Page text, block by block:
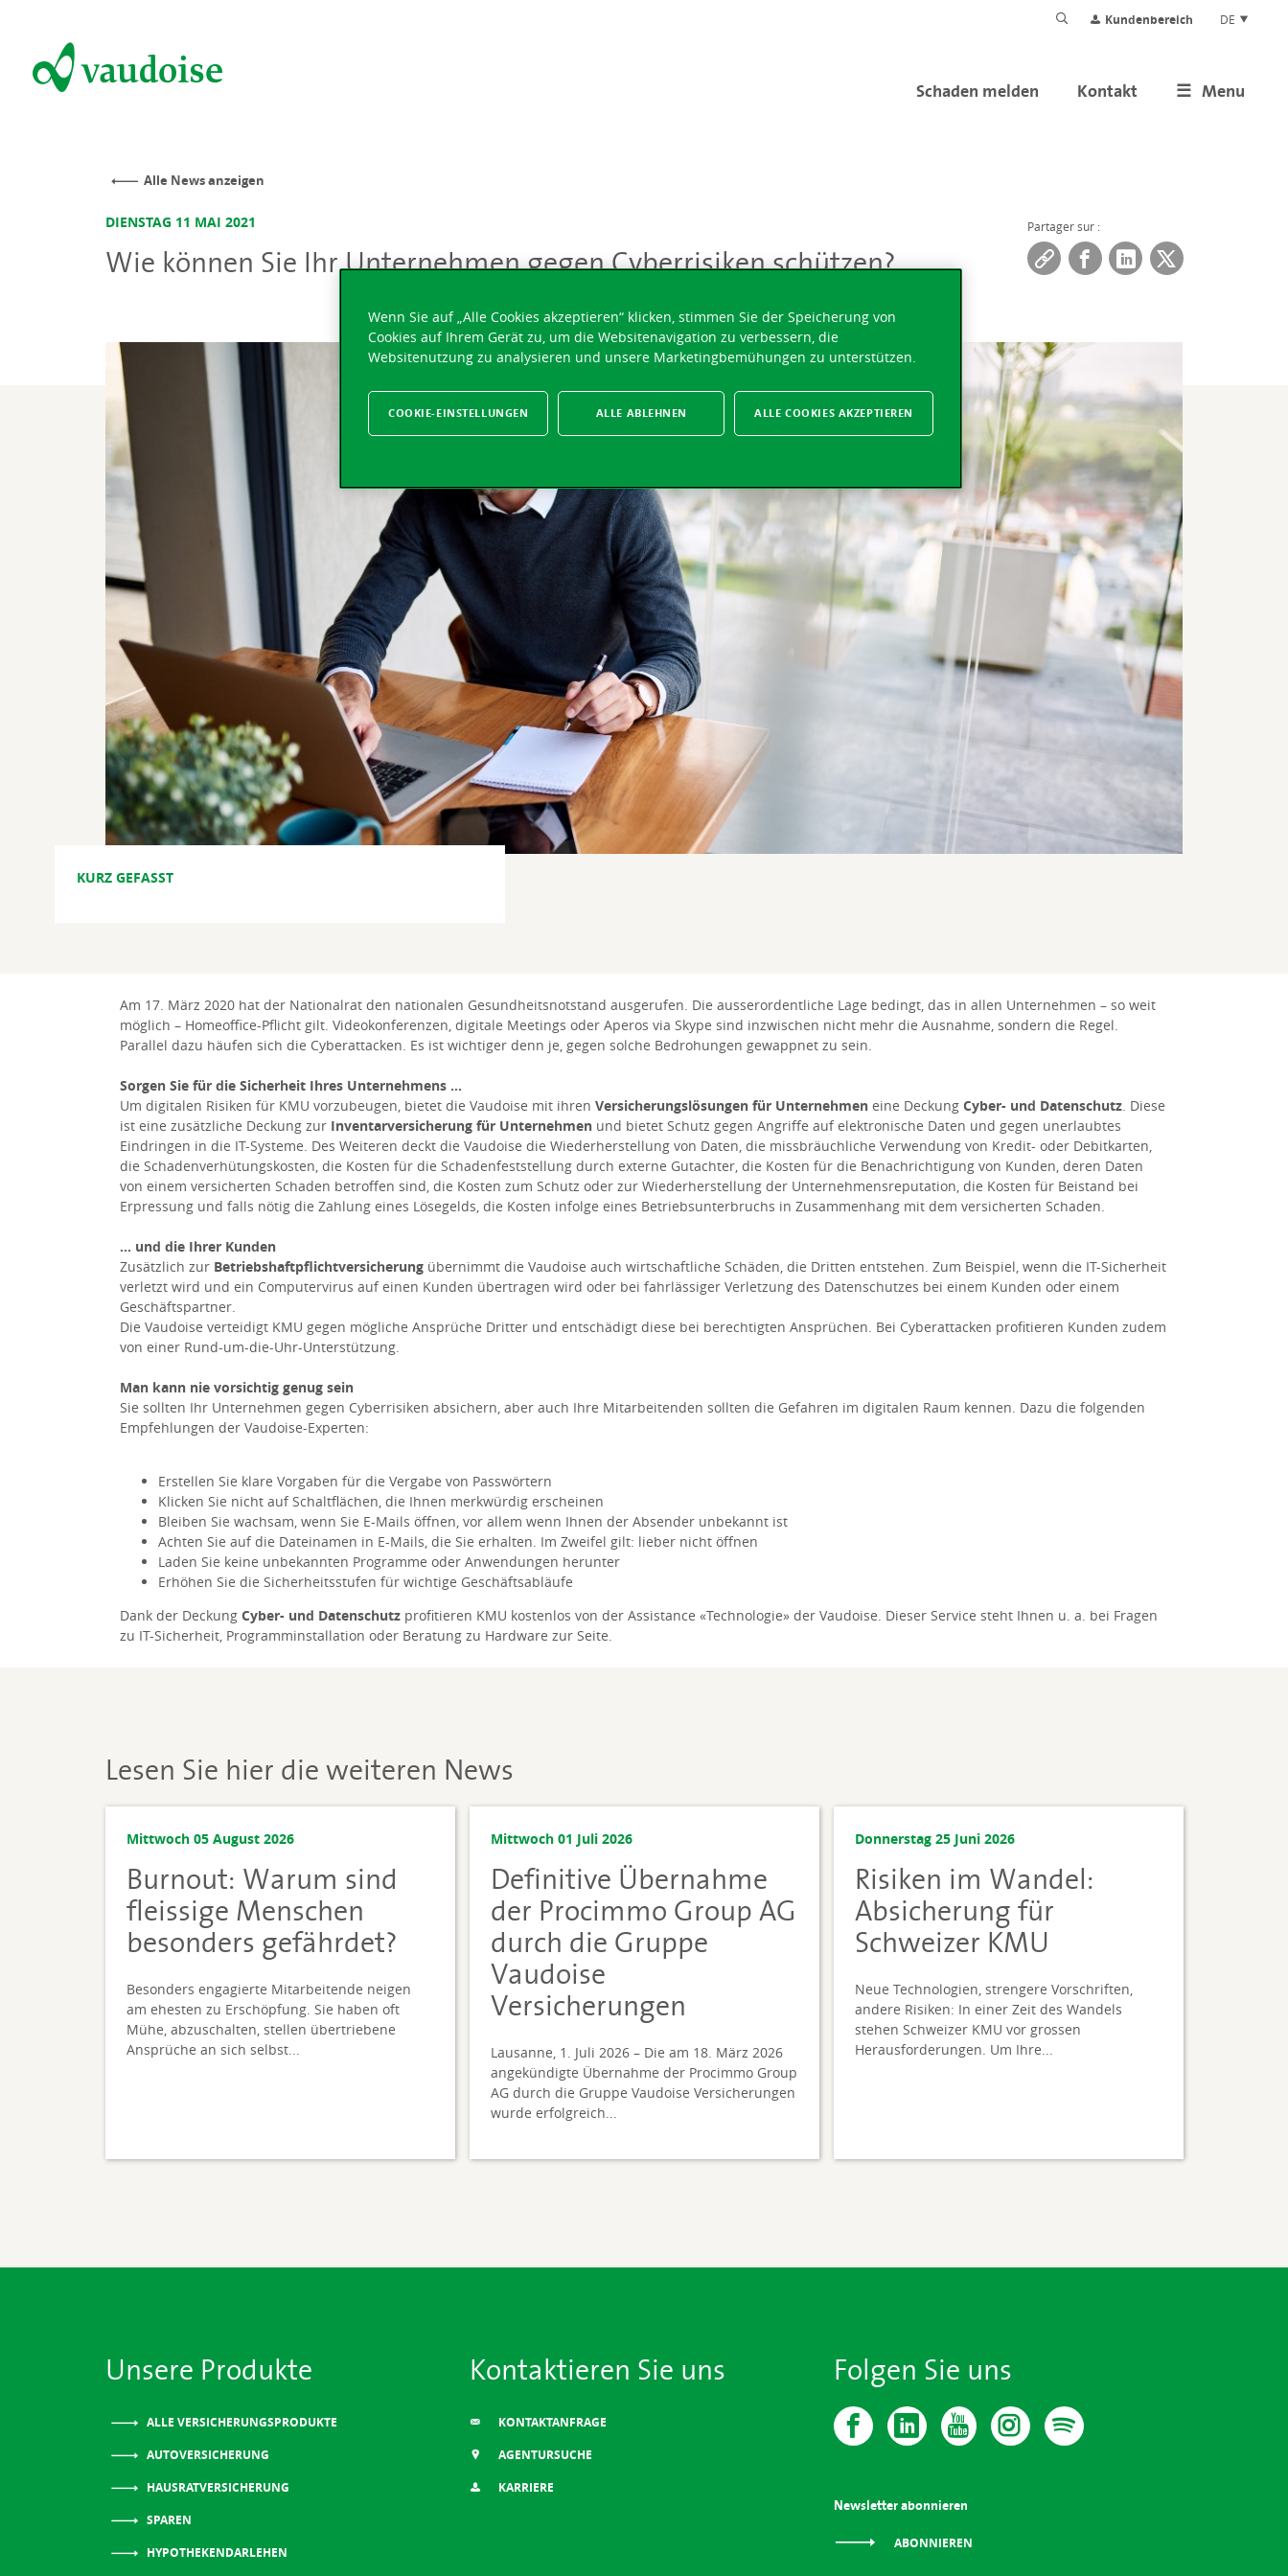
Kundenbereich DE
Menu
Kontakt
Schaden melden
Alle News anzeigen
DIENSTAG 11 MAI 2021
Wie können Sie Ihr Unternehmen gegen Cyberrisiken schützen?
Partager sur :
KURZ GEFASST
Am 17. März 2020 hat der Nationalrat den nationalen Gesundheitsnotstand ausgerufen. Die ausserordentliche Lage bedingt, das in allen Unternehmen – so weit
möglich – Homeoffice-Pflicht gilt. Videokonferenzen, digitale Meetings oder Aperos via Skype sind inzwischen nicht mehr die Ausnahme, sondern die Regel.
Parallel dazu häufen sich die Cyberattacken. Es ist wichtiger denn je, gegen solche Bedrohungen gewappnet zu sein.
Sorgen Sie für die Sicherheit Ihres Unternehmens ...
Um digitalen Risiken für KMU vorzubeugen, bietet die Vaudoise mit ihren Versicherungslösungen für Unternehmeneine Deckung Cyber- und Datenschutz. Diese
ist eine zusätzliche Deckung zur Inventarversicherung für Unternehmenund bietet Schutz gegen Angriffe auf elektronische Daten und gegen unerlaubtes
Eindringen in die IT-Systeme. Des Weiteren deckt die Vaudoise die Wiederherstellung von Daten, die missbräuchliche Verwendung von Kredit- oder Debitkarten,
die Schadenverhütungskosten, die Kosten für die Schadenfeststellung durch externe Gutachter, die Kosten für die Benachrichtigung von Kunden, deren Daten
von einem versicherten Schaden betroffen sind, die Kosten zum Schutz oder zur Wiederherstellung der Unternehmensreputation, die Kosten für Beistand bei
Erpressung und falls nötig die Zahlung eines Lösegelds, die Kosten infolge eines Betriebsunterbruchs in Zusammenhang mit dem versicherten Schaden.
… und die Ihrer Kunden
Zusätzlich zur Betriebshaftpflichtversicherung übernimmt die Vaudoise auch wirtschaftliche Schäden, die Dritten entstehen. Zum Beispiel, wenn die IT-Sicherheit
verletzt wird und ein Computervirus auf einen Kunden übertragen wird oder bei fahrlässiger Verletzung des Datenschutzes bei einem Kunden oder einem
Geschäftspartner.
Die Vaudoise verteidigt KMU gegen mögliche Ansprüche Dritter und entschädigt diese bei berechtigten Ansprüchen. Bei Cyberattacken profitieren Kunden zudem
von einer Rund-um-die-Uhr-Unterstützung.
Man kann nie vorsichtig genug sein
Sie sollten Ihr Unternehmen gegen Cyberrisiken absichern, aber auch Ihre Mitarbeitenden sollten die Gefahren im digitalen Raum kennen. Dazu die folgenden
Empfehlungen der Vaudoise-Experten:
Erstellen Sie klare Vorgaben für die Vergabe von Passwörtern
Klicken Sie nicht auf Schaltflächen, die Ihnen merkwürdig erscheinen
Bleiben Sie wachsam, wenn Sie E-Mails öffnen, vor allem wenn Ihnen der Absender unbekannt ist
Achten Sie auf die Dateinamen in E-Mails, die Sie erhalten. Im Zweifel gilt: lieber nicht öffnen
Laden Sie keine unbekannten Programme oder Anwendungen herunter
Erhöhen Sie die Sicherheitsstufen für wichtige Geschäftsabläufe
Dank der Deckung Cyber- und Datenschutzprofitieren KMU kostenlos von der Assistance «Technologie» der Vaudoise. Dieser Service steht Ihnen u. a. bei Fragen
zu IT-Sicherheit, Programminstallation oder Beratung zu Hardware zur Seite.
Lesen Sie hier die weiteren News
Mittwoch 05 August 2026
Burnout: Warum sind
fleissige Menschen
besonders gefährdet?
Besonders engagierte Mitarbeitende neigen
am ehesten zu Erschöpfung. Sie haben oft
Mühe, abzuschalten, stellen übertriebene
Ansprüche an sich selbst...
Mittwoch 01 Juli 2026
Definitive Übernahme
der Procimmo Group AG
durch die Gruppe
Vaudoise
Versicherungen
Lausanne, 1. Juli 2026 – Die am 18. März 2026
angekündigte Übernahme der Procimmo Group
AG durch die Gruppe Vaudoise Versicherungen
wurde erfolgreich...
Donnerstag 25 Juni 2026
Risiken im Wandel:
Absicherung für
Schweizer KMU
Neue Technologien, strengere Vorschriften,
andere Risiken: In einer Zeit des Wandels
stehen Schweizer KMU vor grossen
Herausforderungen. Um Ihre...
Unsere Produkte
ALLE VERSICHERUNGSPRODUKTE
AUTOVERSICHERUNG
HAUSRATVERSICHERUNG
SPAREN
HYPOTHEKENDARLEHEN
Kontaktieren Sie uns
KONTAKTANFRAGE
AGENTURSUCHE
KARRIERE
Folgen Sie uns
Newsletter abonnieren
ABONNIEREN
Wenn Sie auf „Alle Cookies akzeptieren“ klicken, stimmen Sie der Speicherung von
Cookies auf Ihrem Gerät zu, um die Websitenavigation zu verbessern, die
Websitenutzung zu analysieren und unsere Marketingbemühungen zu unterstützen.
ALLE ABLEHNEN ALLE COOKIES AKZEPTIEREN
COOKIE-EINSTELLUNGEN